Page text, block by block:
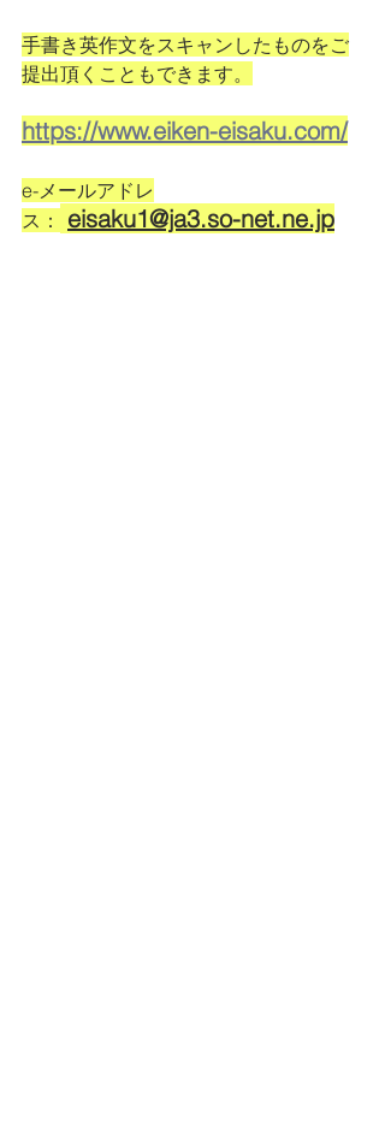
手書き英作文をスキャンしたものをご
提出頂くこともできます。
https://www.eiken-eisaku.com/
e-メールアドレ
ス：
eisaku1@ja3.so-net.ne.jp